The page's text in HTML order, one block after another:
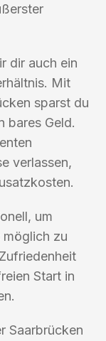
dir auch ein
Mit
sparst du
bares Geld.
verlassen,
um
zu
Start in
Saarbrücken